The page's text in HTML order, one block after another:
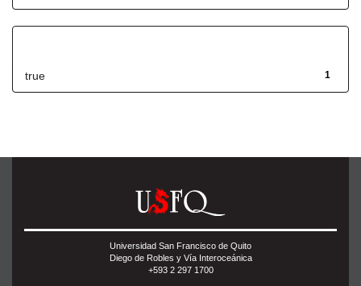
1
true
Universidad San Francisco de Quito
Diego de Robles y Vía Interoceánica
+593 2 297 1700